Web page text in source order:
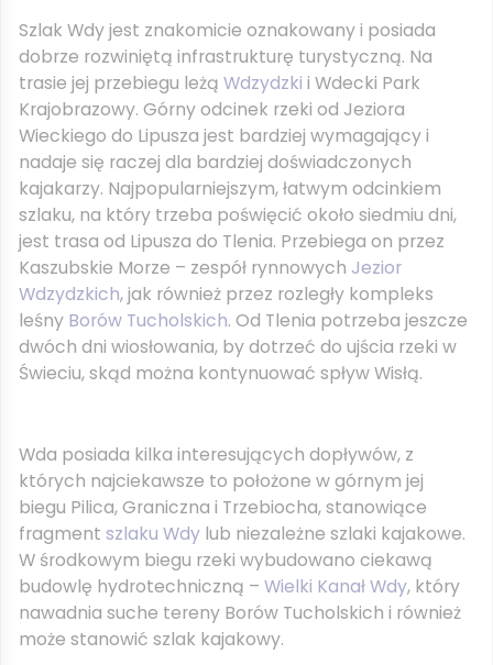
Szlak Wdy jest znakomicie oznakowany i posiada
dobrze rozwiniętą infrastrukturę turystyczną. Na
trasie jej przebiegu leżą Wdzydzki i Wdecki Park
Krajobrazowy. Górny odcinek rzeki od Jeziora
Wieckiego do Lipusza jest bardziej wymagający i
nadaje się raczej dla bardziej doświadczonych
kajakarzy. Najpopularniejszym, łatwym odcinkiem
szlaku, na który trzeba poświęcić około siedmiu dni,
jest trasa od Lipusza do Tlenia. Przebiega on przez
Kaszubskie Morze – zespół rynnowych Jezior
Wdzydzkich, jak również przez rozległy kompleks
leśny Borów Tucholskich. Od Tlenia potrzeba jeszcze
dwóch dni wiosłowania, by dotrzeć do ujścia rzeki w
Świeciu, skąd można kontynuować spływ Wisłą.
Wda posiada kilka interesujących dopływów, z
których najciekawsze to położone w górnym jej
biegu Pilica, Graniczna i Trzebiocha, stanowiące
fragment szlaku Wdy lub niezależne szlaki kajakowe.
W środkowym biegu rzeki wybudowano ciekawą
budowlę hydrotechniczną – Wielki Kanał Wdy, który
nawadnia suche tereny Borów Tucholskich i również
może stanowić szlak kajakowy.